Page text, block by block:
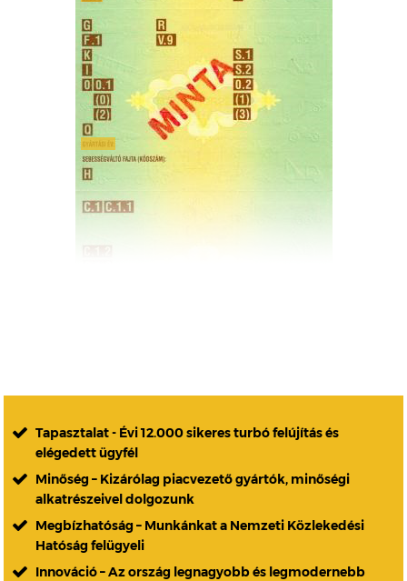
Tapasztalat - Évi 12.000 sikeres turbó felújítás és
elégedett ügyfél
Minőség – Kizárólag piacvezető gyártók, minőségi
alkatrészeivel dolgozunk
Megbízhatóság – Munkánkat a Nemzeti Közlekedési
Hatóság felügyeli
Innováció – Az ország legnagyobb és legmodernebb